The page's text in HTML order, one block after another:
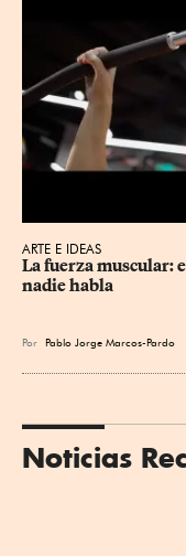
ARTE E IDEAS
La fuerza muscular:
nadie habla
Por Pablo Jorge Marcos-Pardo
Noticias